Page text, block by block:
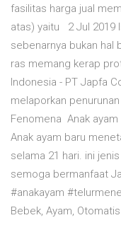
fasilitas harga jual
atas) yaitu 2 Jul 2019
sebenarnya bukan hal
ras memang kerap
Indonesia - PT Japfa
melaporkan
Fenomena Anak ayam
Anak ayam baru
selama 21 hari. ini
semoga bermanfaat
#anakayam
Bebek, Ayam,